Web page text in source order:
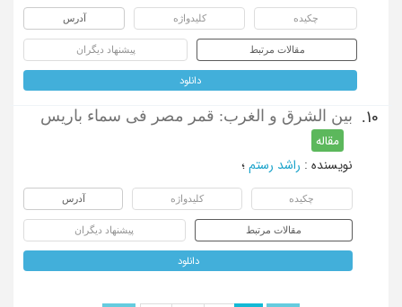
چکیده کلیدواژه آدرس
مقالات مرتبط پیشنهاد دیگران
دانلود
10. بین الشرق و الغرب: قمر مصر فی سماء باریس
مقاله
نویسنده : راشد رستم ؛
چکیده کلیدواژه آدرس
مقالات مرتبط پیشنهاد دیگران
دانلود